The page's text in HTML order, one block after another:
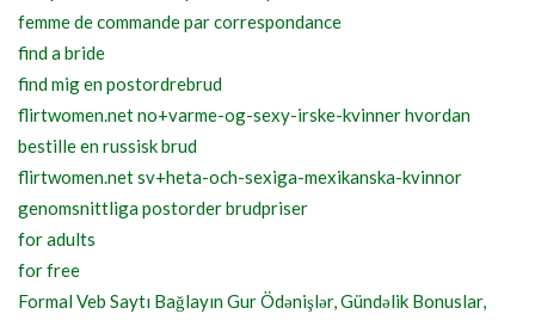
femme de commande par correspondance
find a bride
find mig en postordrebrud
flirtwomen.net no+varme-og-sexy-irske-kvinner hvordan
bestille en russisk brud
flirtwomen.net sv+heta-och-sexiga-mexikanska-kvinnor
genomsnittliga postorder brudpriser
for adults
for free
Formal Veb Saytı Bağlayın️ Gur Ödənişlər, Gündəlik Bonuslar,